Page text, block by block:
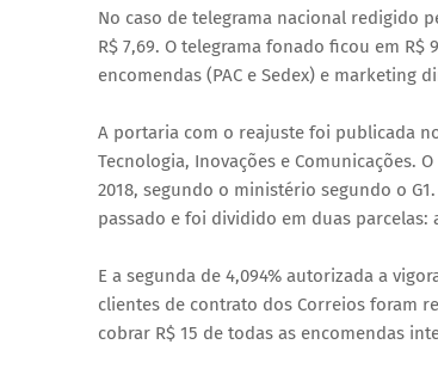
No caso de telegrama nacional redigido
R$ 7,69. O telegrama fonado ficou em R$
encomendas (PAC e Sedex) e marketing
A portaria com o reajuste foi publicada
Tecnologia, Inovações e Comunicações.
2018, segundo o ministério segundo o
passado e foi dividido em duas parcelas:
E a segunda de 4,094% autorizada a
clientes de contrato dos Correios foram
cobrar R$ 15 de todas as encomendas